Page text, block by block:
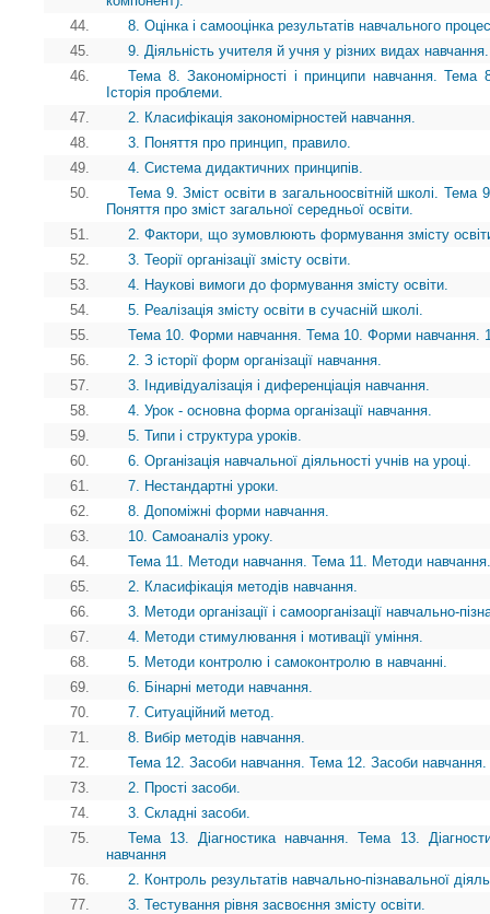
44.
8. Оцінка і самооцінка результатів навчального
45.
9. Діяльність учителя й учня у різних видах навчання.
46.
Тема 8. Закономірності і принципи навчання. Тема
Історія проблеми.
47.
2. Класифікація закономірностей навчання.
48.
3. Поняття про принцип, правило.
49.
4. Система дидактичних принципів.
50.
Тема 9. Зміст освіти в загальноосвітній школі. Тема
Поняття про зміст загальної середньої освіти.
51.
2. Фактори, що зумовлюють формування змісту
52.
3. Теорії організації змісту освіти.
53.
4. Наукові вимоги до формування змісту освіти.
54.
5. Реалізація змісту освіти в сучасній школі.
55.
Тема 10. Форми навчання. Тема 10. Форми навчання.
56.
2. З історії форм організації навчання.
57.
3. Індивідуалізація і диференціація навчання.
58.
4. Урок - основна форма організації навчання.
59.
5. Типи і структура уроків.
60.
6. Організація навчальної діяльності учнів на уроці.
61.
7. Нестандартні уроки.
62.
8. Допоміжні форми навчання.
63.
10. Самоаналіз уроку.
64.
Тема 11. Методи навчання. Тема 11. Методи
65.
2. Класифікація методів навчання.
66.
3. Методи організації і самоорганізації навчально-
67.
4. Методи стимулювання і мотивації уміння.
68.
5. Методи контролю і самоконтролю в навчанні.
69.
6. Бінарні методи навчання.
70.
7. Ситуаційний метод.
71.
8. Вибір методів навчання.
72.
Тема 12. Засоби навчання. Тема 12. Засоби
73.
2. Прості засоби.
74.
3. Складні засоби.
75.
Тема 13. Діагностика навчання. Тема 13.
навчання
76.
2. Контроль результатів навчально-пізнавальної
77.
3. Тестування рівня засвоєння змісту освіти.